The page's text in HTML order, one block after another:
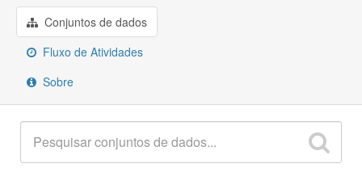
Grupos
Sobre
Conjuntos de dados
Fluxo de Atividades
Sobre